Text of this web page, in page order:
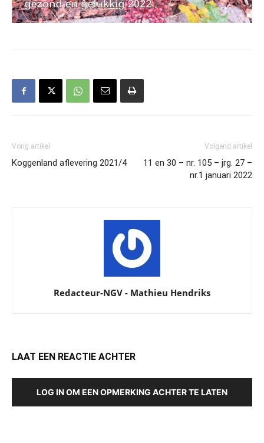
Vorig artikel
Koggenland aflevering 2021/4
Volgend artikel
11 en 30 – nr. 105 – jrg. 27 –
nr.1 januari 2022
Redacteur-NGV - Mathieu Hendriks
LAAT EEN REACTIE ACHTER
LOG IN OM EEN OPMERKING ACHTER TE LATEN